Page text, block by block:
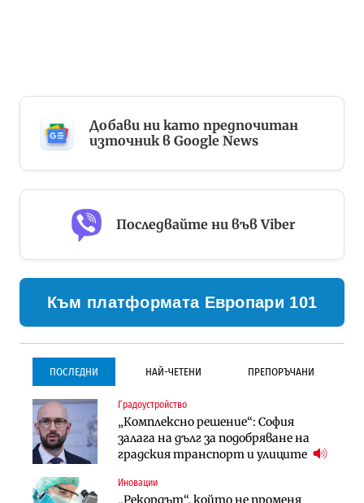
Добави ни като предпочитан
източник в Google News
Последвайте ни във Viber
Към платформата Европари 101
ПОСЛЕДНИ НАЙ-ЧЕТЕНИ ПРЕПОРЪЧАНИ
Градоустройство
„Комплексно решение“: София
залага на дълг за подобряване на
градския транспорт и улиците
Иновации
„Рекордът“, който не променя
Градоустройство
Столична община избра
изпълнител за преместването на
трамвайното трасе по бул.
Инфраструктура
Инфраструктура
Проектирането на тунела под
Петрохан ще върви паралелно с
екологичните оценки
Компании
„Хювефарма“ подписа договор за